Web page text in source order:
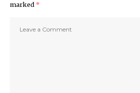
marked *